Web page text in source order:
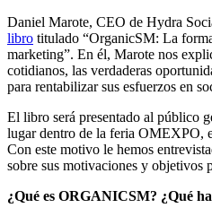
Daniel Marote, CEO de Hydra
libro titulado “OrganicSM: La
marketing”. En él, Marote nos
cotidianos, las verdaderas
para rentabilizar sus esfuerzos en
El libro será presentado al público
lugar dentro de la feria OMEXPO,
Con este motivo le hemos
sobre sus motivaciones y objetivos
¿Qué es ORGANICSM? ¿Qué